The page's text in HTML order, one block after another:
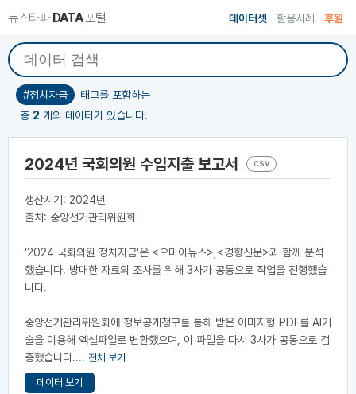
뉴스타파DATA포털 데이터셋 활용사례 후원
#정치자금
태그를 포함하는
총 2 개의 데이터가 있습니다.
2024년 국회의원 수입지출 보고서 CSV
생산시기: 2024년
출처: 중앙선거관리위원회
‘2024 국회의원 정치자금'은 <오마이뉴스>,<경향신문>과 함께 분석
했습니다. 방대한 자료의 조사를 위해 3사가 공동으로 작업을 진행했습
니다.
중앙선거관리위원회에 정보공개청구를 통해 받은 이미지형 PDF를 AI기
술을 이용해 엑셀파일로 변환했으며, 이 파일을 다시 3사가 공동으로 검
증했습니다.... 전체 보기
데이터 보기